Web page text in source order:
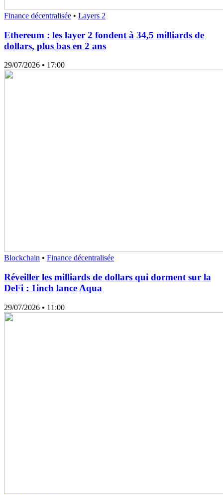
Finance décentralisée • Layers 2
Ethereum : les layer 2 fondent à 34,5 milliards de
dollars, plus bas en 2 ans
29/07/2026 • 17:00
Blockchain • Finance décentralisée
Réveiller les milliards de dollars qui dorment sur la
DeFi : 1inch lance Aqua
29/07/2026 • 11:00